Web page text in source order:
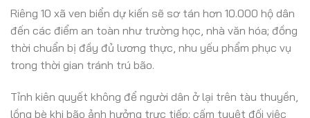
Riêng 10 xã ven biển dự kiến sẽ sơ tán hơn 10.000 hộ dân
đến các điểm an toàn như trường học, nhà văn hóa; đồng
thời chuẩn bị đầy đủ lương thực, nhu yếu phẩm phục vụ
trong thời gian tránh trú bão.
Tỉnh kiên quyết không để người dân ở lại trên tàu thuyền,
lồng bè khi bão ảnh hưởng trực tiếp; cấm tuyệt đối việc